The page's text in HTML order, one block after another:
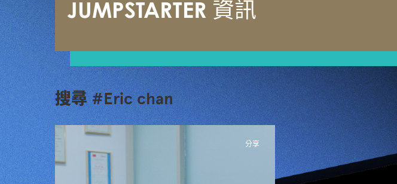
JUMPSTARTER 資訊
搜尋 #Eric chan
分享